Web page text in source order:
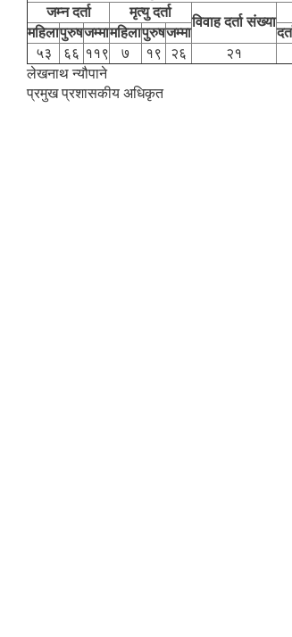
जम्न दर्ता
मृत्यु दर्ता
विवाह दर्ता संख्या
महिलापुरुषजम्मामहिलापुरुषजम्मा
५३
६६ ११९ ७ १९ २६ २१
लेखनाथ न्यौपाने
प्रमुख प्रशासकीय अधिकृत